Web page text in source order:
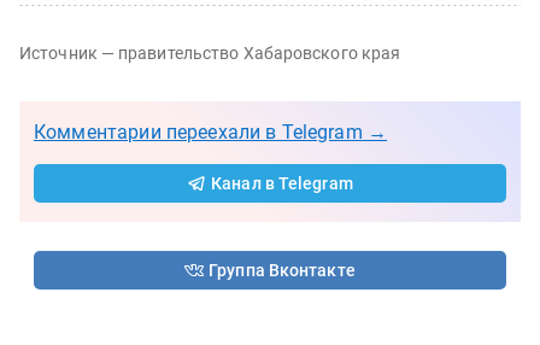
Источник — правительство Хабаровского края
Комментарии переехали в Telegram →
Канал в Telegram
Группа Вконтакте